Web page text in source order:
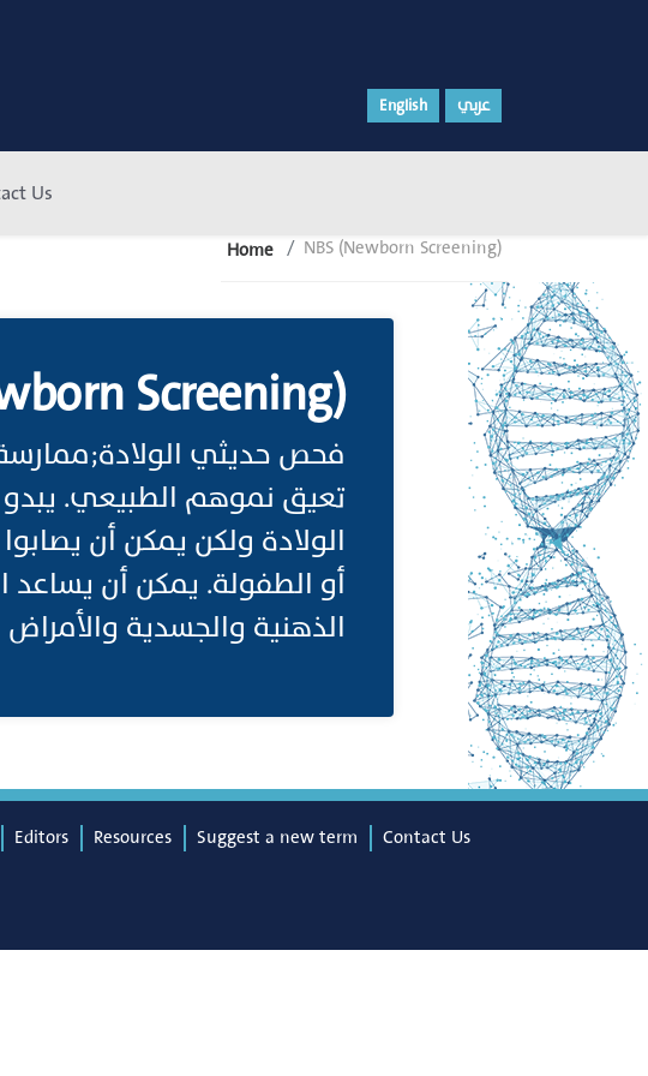
English عربي
Us
Home NBS (Newborn Screening)
Screening)
فحص حديثي
تعيق نموهم الطبيعي. يبدو
الولادة ولكن يمكن أن
أو الطفولة. يمكن أن يساعد
الذهنية والجسدية
Editors Resources Suggest a new term
Contact Us